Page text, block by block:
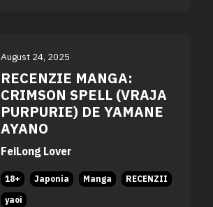
August 24, 2025
RECENZIE MANGA:
CRIMSON SPELL (VRAJA
PURPURIE) DE YAMANE
AYANO
FeiLong Lover
18+ Japonia Manga
RECENZII
yaoi